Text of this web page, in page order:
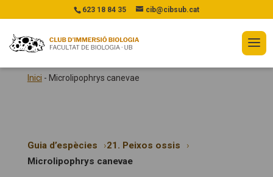
623 18 84 35 cib@cibsub.cat
Inici - Microlipophrys canevae
Guia d’espècies
21. Peixos ossis
Microlipophrys canevae